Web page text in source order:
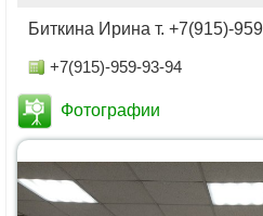
Биткина Ирина т. +7(915)-
+7(915)-959-93-94
Фотографии